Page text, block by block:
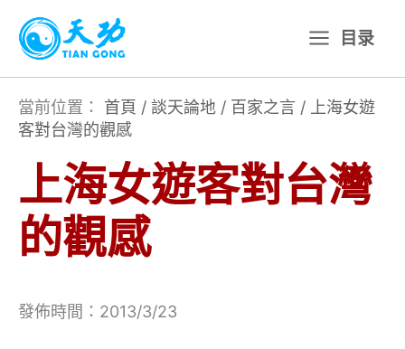
主
目录
當前位置： 首頁 / 談天論地 / 百家之言 /
上海女遊
客對台灣的觀感
上海女遊客對台灣
的觀感
發佈時間：2013/3/23